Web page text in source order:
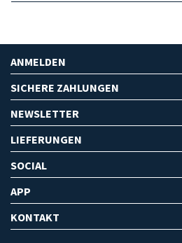
ANMELDEN
SICHERE ZAHLUNGEN
NEWSLETTER
LIEFERUNGEN
SOCIAL
APP
KONTAKT